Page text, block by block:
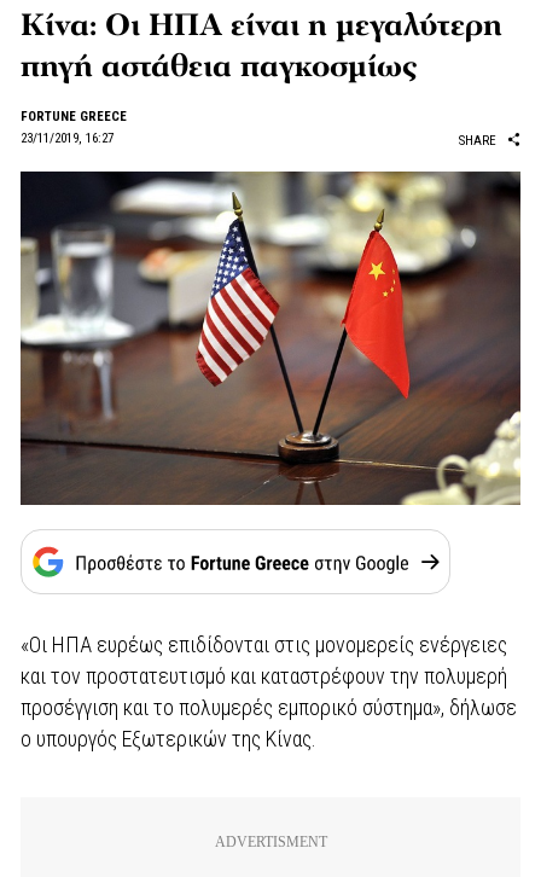
Κίνα: Οι ΗΠΑ είναι η μεγαλύτερη
πηγή αστάθεια παγκοσμίως
FORTUNE GREECE
23/11/2019, 16:27
SHARE
«Οι ΗΠΑ ευρέως επιδίδονται στις μονομερείς ενέργειες
και τον προστατευτισμό και καταστρέφουν την πολυμερή
προσέγγιση και το πολυμερές εμπορικό σύστημα», δήλωσε
ο υπουργός Εξωτερικών της Κίνας.